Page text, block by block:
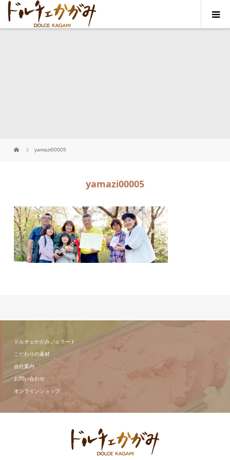
yamazi00005
yamazi00005
ドルチェかがみジェラート
こだわりの素材
会社案内
お問い合わせ
オンラインショップ